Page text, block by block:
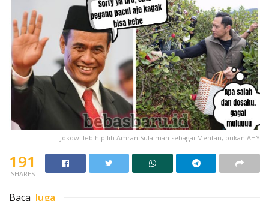
Jokowi lebih pilih Amran Sulaiman sebagai Mentan, bukan AHY
191
SHARES
Baca Juga